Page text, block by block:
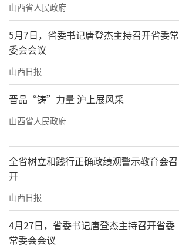
山西省人民政府
5月7日，省委书记唐登杰主持召开省委常
委会会议
山西日报
晋品“铸”力量 沪上展风采
山西省人民政府
全省树立和践行正确政绩观警示教育会召
开
山西日报
4月27日，省委书记唐登杰主持召开省委
常委会会议